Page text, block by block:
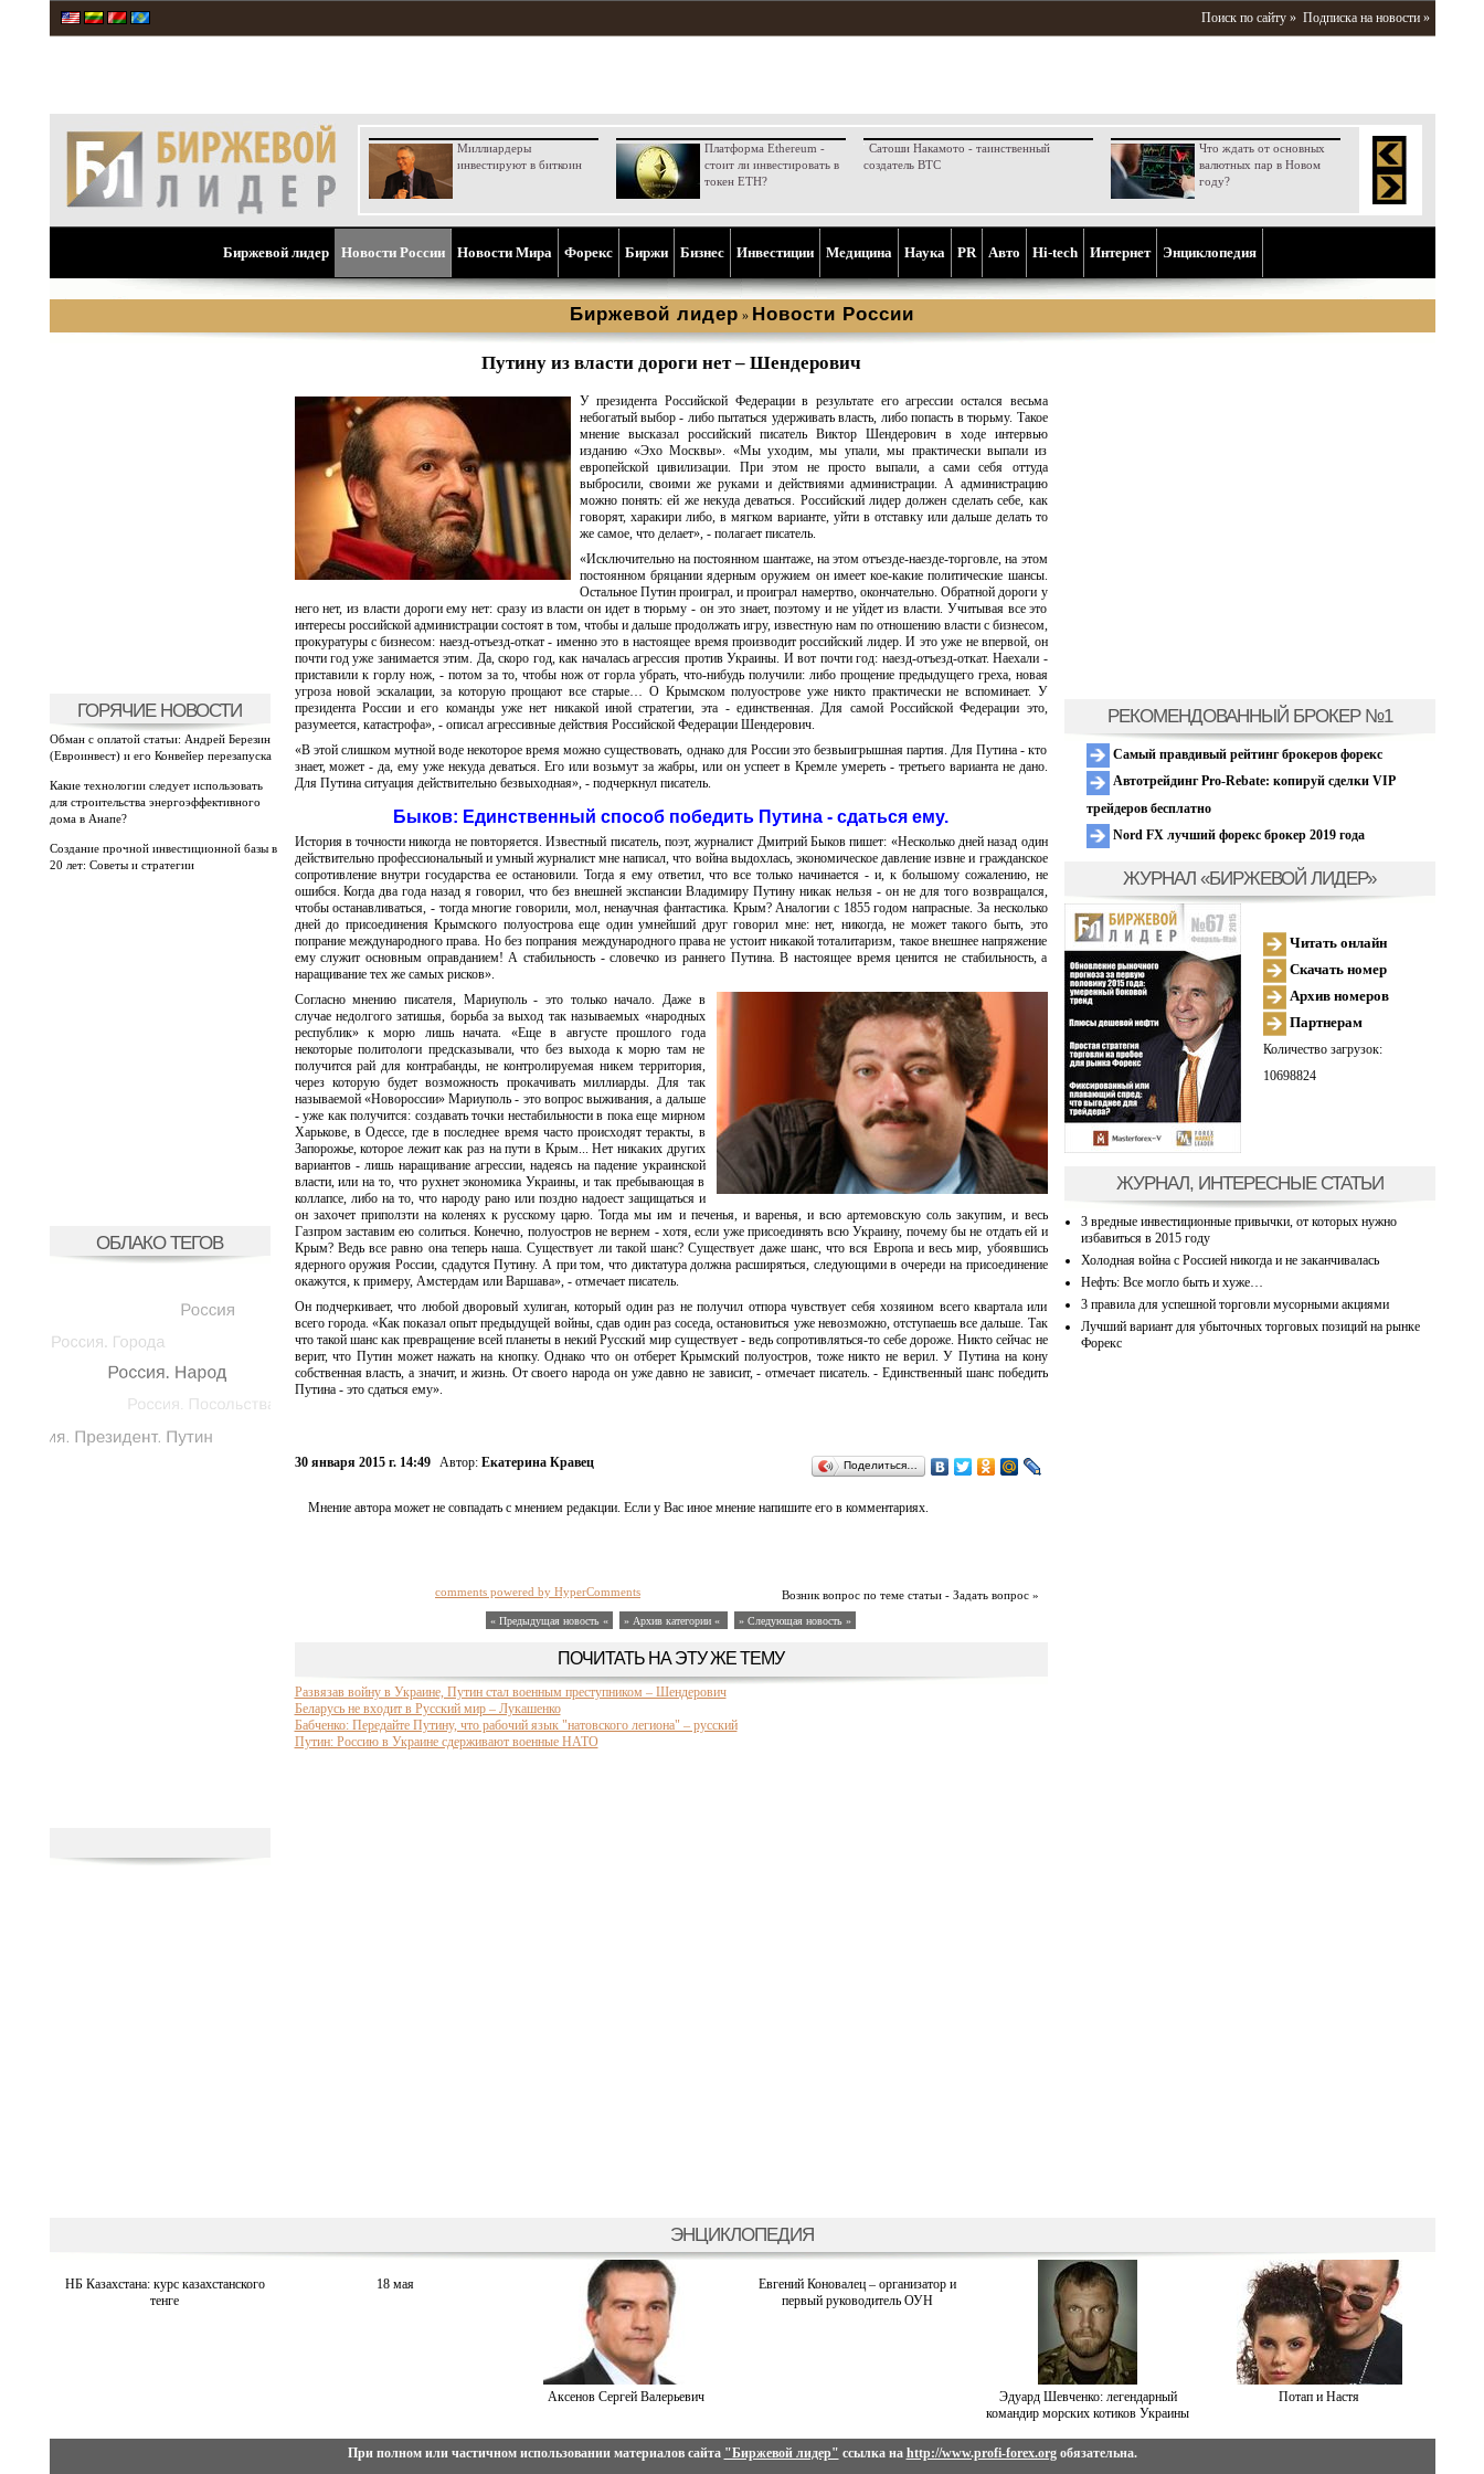
Поиск по сайту » Подписка на новости »
Миллиардеры
инвестируют в биткоин
Платформа Ethereum -
стоит ли инвестировать в
токен ETH?
Сатоши Накамото - таинственный
создатель BTC
Что ждать от основных
валютных пар в Новом
году?
Биржевой лидер Новости России Новости Мира Форекс Биржи Бизнес Инвестиции Медицина Наука PR Aвто Hi-tech Интернет Энциклопедия
Биржевой лидер » Новости России
ГОРЯЧИЕ НОВОСТИ
Обман с оплатой статьи: Андрей Березин
(Евроинвест) и его Конвейер перезапуска
Какие технологии следует использовать
для строительства энергоэффективного
дома в Анапе?
Создание прочной инвестиционной базы в
20 лет: Советы и стратегии
ОБЛАКО ТЕГОВ
Путину из власти дороги нет – Шендерович
У президента Российской Федерации в результате его агрессии остался весьма
небогатый выбор - либо пытаться удерживать власть, либо попасть в тюрьму. Такое
мнение высказал российский писатель Виктор Шендерович в ходе интервью
изданию «Эхо Москвы». «Мы уходим, мы упали, мы практически выпали из
европейской цивилизации. При этом не просто выпали, а сами себя оттуда
выбросили, своими же руками и действиями администрации. А администрацию
можно понять: ей же некуда деваться. Российский лидер должен сделать себе, как
говорят, харакири либо, в мягком варианте, уйти в отставку или дальше делать то
же самое, что делает», - полагает писатель.
«Исключительно на постоянном шантаже, на этом отъезде-наезде-торговле, на этом
постоянном бряцании ядерным оружием он имеет кое-какие политические шансы.
Остальное Путин проиграл, и проиграл намертво, окончательно. Обратной дороги у
него нет, из власти дороги ему нет: сразу из власти он идет в тюрьму - он это знает, поэтому и не уйдет из власти. Учитывая все это
интересы российской администрации состоят в том, чтобы и дальше продолжать игру, известную нам по отношению власти с бизнесом,
прокуратуры с бизнесом: наезд-отъезд-откат - именно это в настоящее время производит российский лидер. И это уже не впервой, он
почти год уже занимается этим. Да, скоро год, как началась агрессия против Украины. И вот почти год: наезд-отъезд-откат. Наехали -
приставили к горлу нож, - потом за то, чтобы нож от горла убрать, что-нибудь получили: либо прощение предыдущего греха, новая
угроза новой эскалации, за которую прощают все старые… О Крымском полуострове уже никто практически не вспоминает. У
президента России и его команды уже нет никакой иной стратегии, эта - единственная. Для самой Российской Федерации это,
разумеется, катастрофа», - описал агрессивные действия Российской Федерации Шендерович.
«В этой слишком мутной воде некоторое время можно существовать, однако для России это безвыигрышная партия. Для Путина - кто
знает, может - да, ему уже некуда деваться. Его или возьмут за жабры, или он успеет в Кремле умереть - третьего варианта не дано.
Для Путина ситуация действительно безвыходная», - подчеркнул писатель.
Быков: Единственный способ победить Путина - сдаться ему.
История в точности никогда не повторяется. Известный писатель, поэт, журналист Дмитрий Быков пишет: «Несколько дней назад один
действительно профессиональный и умный журналист мне написал, что война выдохлась, экономическое давление извне и гражданское
сопротивление внутри государства ее остановили. Тогда я ему ответил, что все только начинается - и, к большому сожалению, не
ошибся. Когда два года назад я говорил, что без внешней экспансии Владимиру Путину никак нельзя - он не для того возвращался,
чтобы останавливаться, - тогда многие говорили, мол, ненаучная фантастика. Крым? Аналогии с 1855 годом напрасные. За несколько
дней до присоединения Крымского полуострова еще один умнейший друг говорил мне: нет, никогда, не может такого быть, это
попрание международного права. Но без попрания международного права не устоит никакой тоталитаризм, такое внешнее напряжение
ему служит основным оправданием! А стабильность - словечко из раннего Путина. В настоящее время ценится не стабильность, а
наращивание тех же самых рисков».
Согласно мнению писателя, Мариуполь - это только начало. Даже в
случае недолгого затишья, борьба за выход так называемых «народных
республик» к морю лишь начата. «Еще в августе прошлого года
некоторые политологи предсказывали, что без выхода к морю там не
получится рай для контрабанды, не контролируемая никем территория,
через которую будет возможность прокачивать миллиарды. Для так
называемой «Новороссии» Мариуполь - это вопрос выживания, а дальше
- уже как получится: создавать точки нестабильности в пока еще мирном
Харькове, в Одессе, где в последнее время часто происходят теракты, в
Запорожье, которое лежит как раз на пути в Крым... Нет никаких других
вариантов - лишь наращивание агрессии, надеясь на падение украинской
власти, или на то, что рухнет экономика Украины, и так пребывающая в
коллапсе, либо на то, что народу рано или поздно надоест защищаться и
он захочет приползти на коленях к русскому царю. Тогда мы им и печенья, и варенья, и всю артемовскую соль закупим, и весь
Газпром заставим ею солиться. Конечно, полуостров не вернем - хотя, если уже присоединять всю Украину, почему бы не отдать ей и
Крым? Ведь все равно она теперь наша. Существует ли такой шанс? Существует даже шанс, что вся Европа и весь мир, убоявшись
ядерного оружия России, сдадутся Путину. А при том, что диктатура должна расширяться, следующими в очереди на присоединение
окажутся, к примеру, Амстердам или Варшава», - отмечает писатель.
Он подчеркивает, что любой дворовый хулиган, который один раз не получил отпора чувствует себя хозяином всего квартала или
всего города. «Как показал опыт предыдущей войны, сдав один раз соседа, остановиться уже невозможно, отступаешь все дальше. Так
что такой шанс как превращение всей планеты в некий Русский мир существует - ведь сопротивляться-то себе дороже. Никто сейчас не
верит, что Путин может нажать на кнопку. Однако что он отберет Крымский полуостров, тоже никто не верил. У Путина на кону
собственная власть, а значит, и жизнь. От своего народа он уже давно не зависит, - отмечает писатель. - Единственный шанс победить
Путина - это сдаться ему».
30 января 2015 г. 14:49 Автор: Екатерина Кравец Поделиться…
Мнение автора может не совпадать с мнением редакции. Если у Вас иное мнение напишите его в комментариях.
Возник вопрос по теме статьи - Задать вопрос »
comments powered by HyperComments
« Предыдущая новость « » Архив категории « » Следующая новость »
ПОЧИТАТЬ НА ЭТУ ЖЕ ТЕМУ
Развязав войну в Украине, Путин стал военным преступником – Шендерович
Беларусь не входит в Русский мир – Лукашенко
Бабченко: Передайте Путину, что рабочий язык "натовского легиона" – русский
Путин: Россию в Украине сдерживают военные НАТО
РЕКОМЕНДОВАННЫЙ БРОКЕР №1
Самый правдивый рейтинг брокеров форекс
Автотрейдинг Pro-Rebate: копируй сделки VIP
трейдеров бесплатно
Nord FX лучший форекс брокер 2019 года
ЖУРНАЛ «БИРЖЕВОЙ ЛИДЕР»
Читать онлайн
Скачать номер
Архив номеров
Партнерам
Количество загрузок:
10698824
ЖУРНАЛ, ИНТЕРЕСНЫЕ СТАТЬИ
3 вредные инвестиционные привычки, от которых нужно
избавиться в 2015 году
Холодная война с Россией никогда и не заканчивалась
Нефть: Все могло быть и хуже…
3 правила для успешной торговли мусорными акциями
Лучший вариант для убыточных торговых позиций на рынке
Форекс
ЭНЦИКЛОПЕДИЯ
НБ Казахстана: курс казахстанского
тенге
18 мая
Аксенов Сергей Валерьевич
Евгений Коновалец – организатор и
первый руководитель ОУН
Эдуард Шевченко: легендарный
командир морских котиков Украины
Потап и Настя
При полном или частичном использовании материалов сайта "Биржевой лидер" ссылка на http://www.profi-forex.orgобязательна.